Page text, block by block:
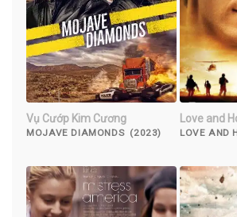
Vụ Cướp Kim Cương
MOJAVE DIAMONDS (2023)
Love and
LOVE AND